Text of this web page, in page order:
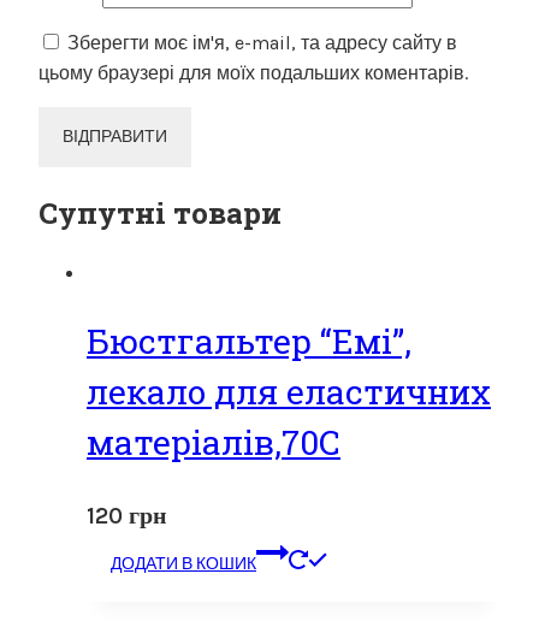
Зберегти моє ім'я, e-mail, та адресу сайту в
цьому браузері для моїх подальших коментарів.
Супутні товари
Бюстгальтер “Емі”,
лекало для еластичних
матеріалів,70С
120 грн
ДОДАТИ В КОШИК